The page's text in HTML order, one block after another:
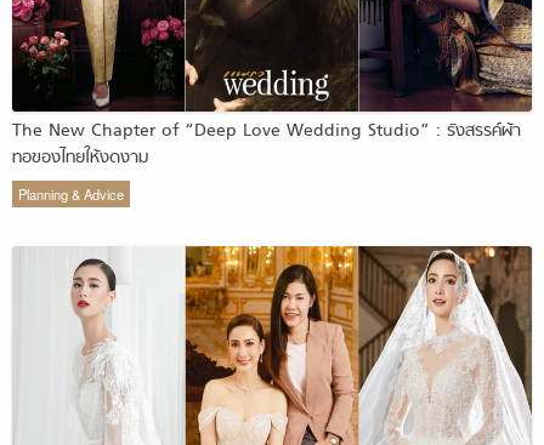
The New Chapter of “Deep Love Wedding Studio” : รังสรรค์ผ้า
ทอของไทยให้งดงาม
Planning & Advice